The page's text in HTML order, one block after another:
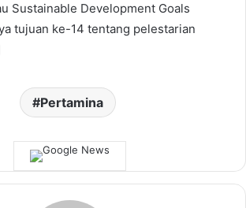
Sustainable Development Goals
tujuan ke-14 tentang pelestarian
Pertamina